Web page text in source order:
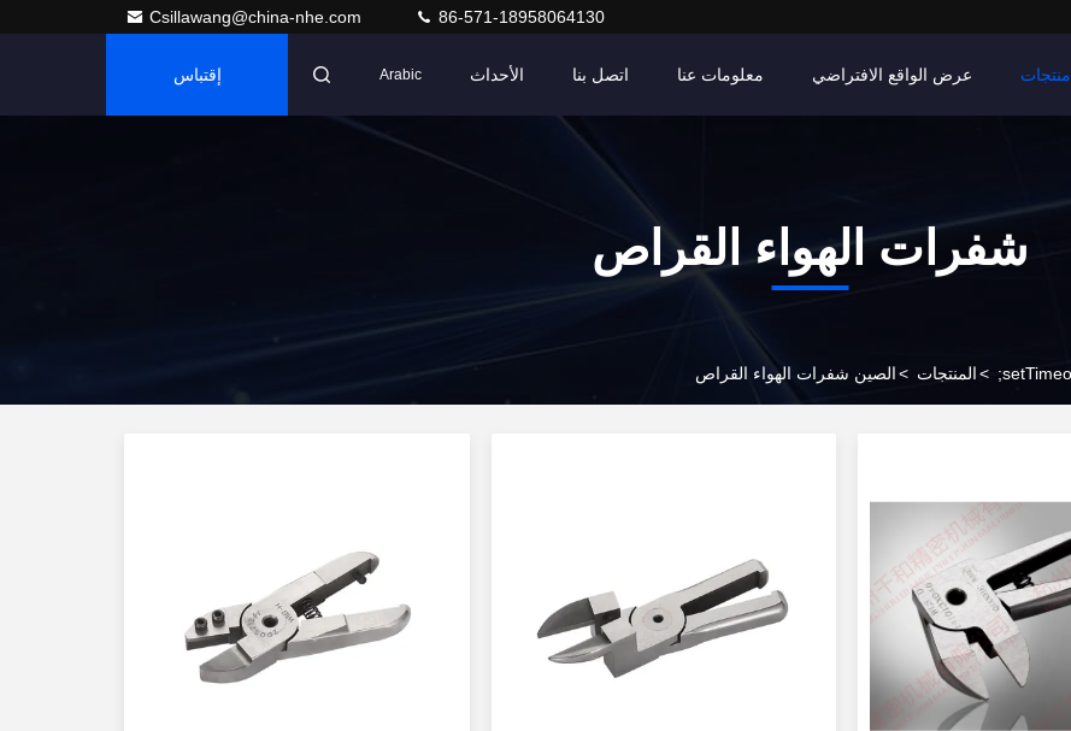
Csillawang@china-nhe.com 86-571-18958064130
منتجات عرض الواقع الافتراضي معلومات عنا اتصل بنا الأحداث Arabic إقتباس
شفرات الهواء القراص
>المنتجات >الصين شفرات الهواء القراص